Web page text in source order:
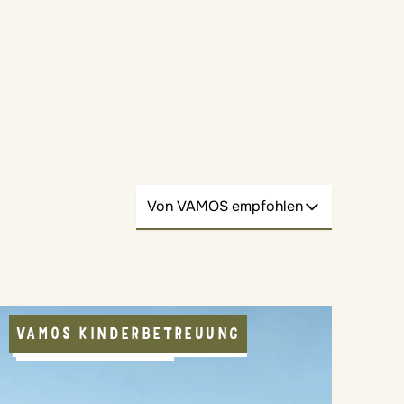
Von VAMOS empfohlen
VAMOS KINDERBETREUUNG
VAMOS JUGENDPROGRAMM
REGIONALE KOST